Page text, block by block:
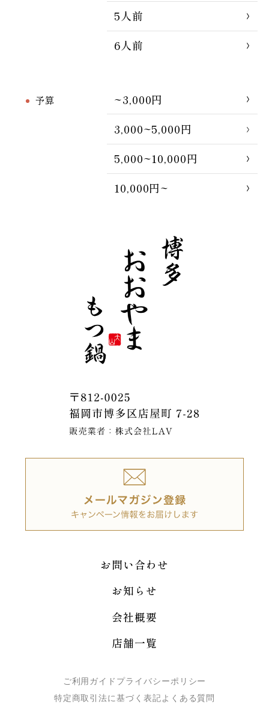
5人前
6人前
予算
~3,000円
3,000~5,000円
5,000~10,000円
10,000円~
お問い合わせ
お知らせ
会社概要
店舗一覧
ご利用ガイド プライバシーポリシー
特定商取引法に基づく表記よくある質問